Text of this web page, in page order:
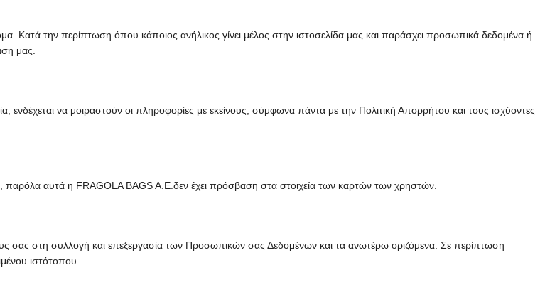
Κατά την περίπτωση όπου κάποιος ανήλικος γίνει μέλος στην ιστοσελίδα μας και παράσχει προσωπικά δεδομένα ή
μας.
να μοιραστούν οι πληροφορίες με εκείνους, σύμφωνα πάντα με την Πολιτική Απορρήτου και τους ισχύοντες
αυτά η FRAGOLA BAGS A.E.δεν έχει πρόσβαση στα στοιχεία των καρτών των χρηστών.
σας στη συλλογή και επεξεργασία των Προσωπικών σας Δεδομένων και τα ανωτέρω οριζόμενα. Σε περίπτωση
ιστότοπου.